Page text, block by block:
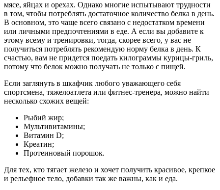
мясе, яйцах и орехах. Однако многие испытывают трудности
в том, чтобы потреблять достаточное количество белка в день.
В основном, это чаще всего связано с недостатком времени
или личными предпочтениями в еде. А если вы добавите к
этому всему и тренировки, тогда, скорее всего, у вас не
получиться потреблять рекомендую норму белка в день. К
счастью, вам не придется поедать килограммы курицы-гриль,
потому что белок можно получать не только с пищей.
Если заглянуть в шкафчик любого уважающего себя
спортсмена, тяжелоатлета или фитнес-тренера, можно найти
несколько схожих вещей:
Рыбий жир;
Мультивитамины;
Витамин D;
Креатин;
Протеиновый порошок.
Для тех, кто тягает железо и хочет получить красивое, крепкое
и рельефное тело, добавки так же важны, как и еда.